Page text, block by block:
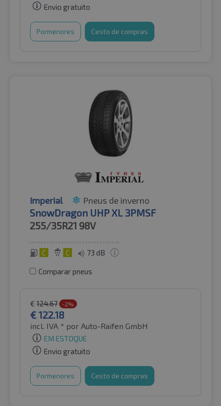
Envio gratuito
Pormenores Cesto de compras
Imperial Pneus de inverno
SnowDragon UHP XL 3PMSF
255/35R21 98V
C C 73 dB
Comparar pneus
€ 124.67 -2%
€122.18
incl. IVA * por Auto-Raifen GmbH
EM ESTOQUE
Envio gratuito
Pormenores Cesto de compras